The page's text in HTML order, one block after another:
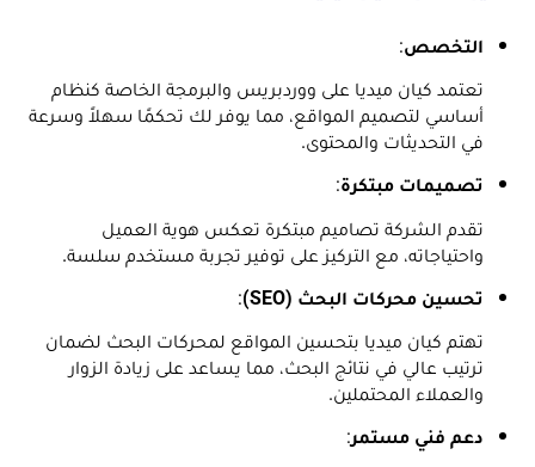
التخصص:
تعتمد كيان ميديا على ووردبريس والبرمجة الخاصة كنظام
أساسي لتصميم المواقع، مما يوفر لك تحكمًا سهلاً وسرعة
في التحديثات والمحتوى.
تصميمات مبتكرة:
تقدم الشركة تصاميم مبتكرة تعكس هوية العميل
واحتياجاته، مع التركيز على توفير تجربة مستخدم سلسة.
تحسين محركات البحث (SEO)
:
تهتم كيان ميديا بتحسين المواقع لمحركات البحث لضمان
ترتيب عالي في نتائج البحث، مما يساعد على زيادة الزوار
والعملاء المحتملين.
دعم فني مستمر: